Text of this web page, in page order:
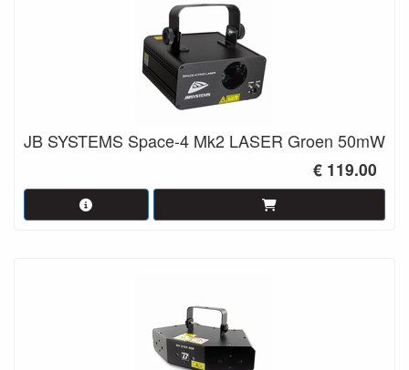
JB SYSTEMS Space-4 Mk2 LASER Groen 50mW
€ 119.00